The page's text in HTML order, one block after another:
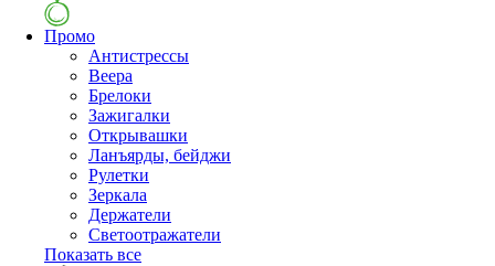
Промо
Антистрессы
Веера
Брелоки
Зажигалки
Открывашки
Ланъярды, бейджи
Рулетки
Зеркала
Держатели
Светоотражатели
Показать все